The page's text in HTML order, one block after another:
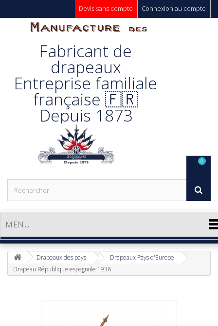
Connexion au compte
Devis sans compte
Manufacture
Des
Drapeaux
Unic s.a.
Fabricant de
drapeaux
Entreprise familiale
française 🇫🇷
Depuis 1873
MENU
0
Drapeaux des pays
Drapeaux Pays d'Europe
Drapeau République espagnole 1936